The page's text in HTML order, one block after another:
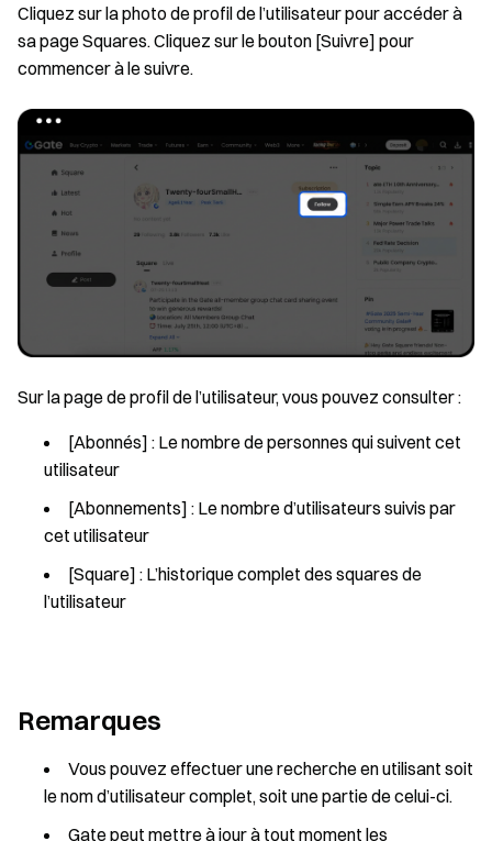
Cliquez sur la photo de profil de l’utilisateur pour accéder à
sa page Squares. Cliquez sur le bouton [Suivre] pour
commencer à le suivre.
Sur la page de profil de l’utilisateur, vous pouvez consulter :
[Abonnés] : Le nombre de personnes qui suivent cet
utilisateur
[Abonnements] : Le nombre d’utilisateurs suivis par
cet utilisateur
[Square] : L’historique complet des squares de
l’utilisateur
Remarques
Vous pouvez effectuer une recherche en utilisant soit
le nom d’utilisateur complet, soit une partie de celui-ci.
Gate peut mettre à jour à tout moment les